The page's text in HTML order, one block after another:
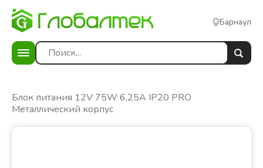
Барнаул
Блок питания 12V 75W 6,25A IP20 PRO
Металлический корпус